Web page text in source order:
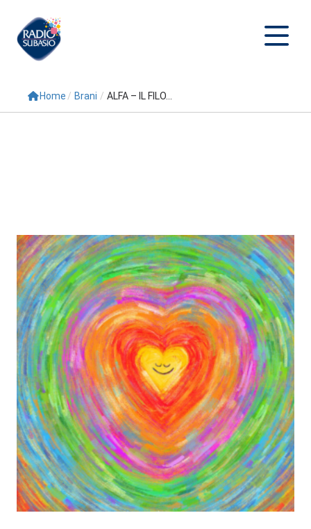
Cerca
Programmi
Conduttori
Repliche
Podcast
3xTe
Interviste
Playlist
Novità
Subasio Playlist
Web Radio
Radio Subasio
Home / Brani / ALFA – IL FILO...